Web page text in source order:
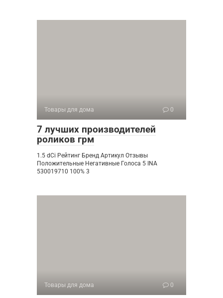
Товары для дома 0
7 лучших производителей
роликов грм
1.5 dCi Рейтинг Бренд Артикул Отзывы
Положительные Негативные Голоса 5 INA
530019710 100% 3
Товары для дома 0